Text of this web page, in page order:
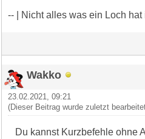
-- | Nicht alles was ein Loch hat
Wakko
23.02.2021, 09:21
(Dieser Beitrag wurde zuletzt
Du kannst Kurzbefehle ohne